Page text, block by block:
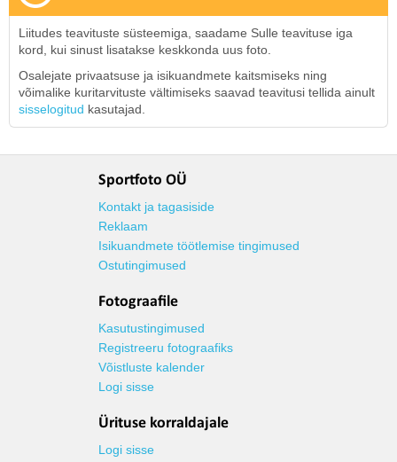
Liitudes teavituste süsteemiga, saadame Sulle teavituse iga
kord, kui sinust lisatakse keskkonda uus foto.
Osalejate privaatsuse ja isikuandmete kaitsmiseks ning
võimalike kuritarvituste vältimiseks saavad teavitusi tellida ainult
sisselogitud kasutajad.
Sportfoto OÜ
Kontakt ja tagasiside
Reklaam
Isikuandmete töötlemise tingimused
Ostutingimused
Fotograafile
Kasutustingimused
Registreeru fotograafiks
Võistluste kalender
Logi sisse
Ürituse korraldajale
Logi sisse